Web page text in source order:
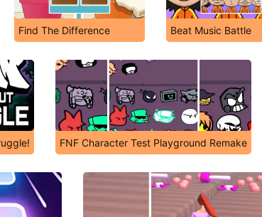
Find The Difference Beat Music Battle
FNF Character Test Playground Remake